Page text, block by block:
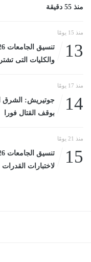
منذ 55 دقيقة
منذ 15 يومًا
13
والكليات التى
منذ 17 يومًا
14
جوتيريش: الشرق
بوقف القتال فورا
منذ 21 يومًا
15
لاختبارات القدرات